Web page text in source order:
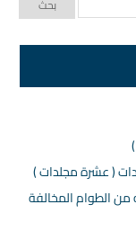
من الطوام المخالفة